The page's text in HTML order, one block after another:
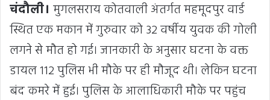
चंदौली। मुगलसराय कोतवाली अंतर्गत महमूदपुर वार्ड
स्थित एक मकान में गुरुवार को 32 वर्षीय युवक की गोली
लगने से मौत हो गई। जानकारी के अनुसार घटना के वक्त
डायल 112 पुलिस भी मौके पर ही मौजूद थी। लेकिन घटना
बंद कमरे में हुई। पुलिस के आलाधिकारी मौके पर पहुंच